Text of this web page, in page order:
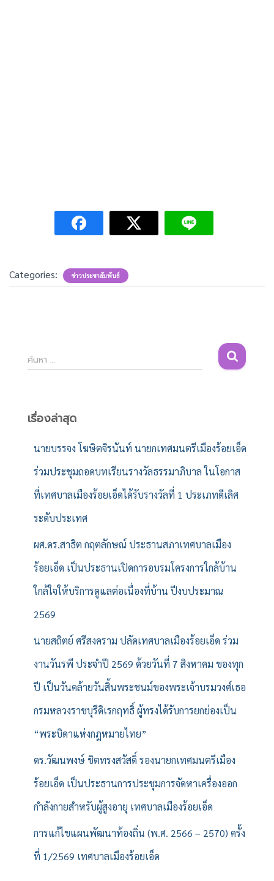
Categories: ข่าวประชาสัมพันธ์
ค้
น
สำ
ค้นหา …
เรื่องล่าสุด
นายบรรจง โฆษิตจิรนันท์ นายกเทศมนตรีเมืองร้อยเอ็ด
ร่วมประชุมถอดบทเรียนรางวัลธรรมาภิบาล ในโอกาส
ที่เทศบาลเมืองร้อยเอ็ดได้รับรางวัลที่ 1 ประเภทดีเลิศ
ระดับประเทศ
ผศ.ดร.สาธิต กฤตลักษณ์ ประธานสภาเทศบาลเมือง
ร้อยเอ็ด เป็นประธานเปิดการอบรมโครงการใกล้บ้าน
ใกล้ใจให้บริการดูแลต่อเนื่องที่บ้าน ปีงบประมาณ
2569
นายสถิตย์ ศรีสงคราม ปลัดเทศบาลเมืองร้อยเอ็ด ร่วม
งานวันรพี ประจำปี 2569 ด้วยวันที่ 7 สิงหาคม ของทุก
ปี เป็นวันคล้ายวันสิ้นพระชนม์ของพระเจ้าบรมวงศ์เธอ
กรมหลวงราชบุรีดิเรกฤทธิ์ ผู้ทรงได้รับการยกย่องเป็น
“พระบิดาแห่งกฎหมายไทย”
ดร.วัฒนพงษ์ ชิตทรงสวัสดิ์ รองนายกเทศมนตรีเมือง
ร้อยเอ็ด เป็นประธานการประชุมการจัดหาเครื่องออก
กำลังกายสำหรับผู้สูงอายุ เทศบาลเมืองร้อยเอ็ด
การแก้ไขแผนพัฒนาท้องถิ่น (พ.ศ. 2566 – 2570) ครั้ง
ที่ 1/2569 เทศบาลเมืองร้อยเอ็ด